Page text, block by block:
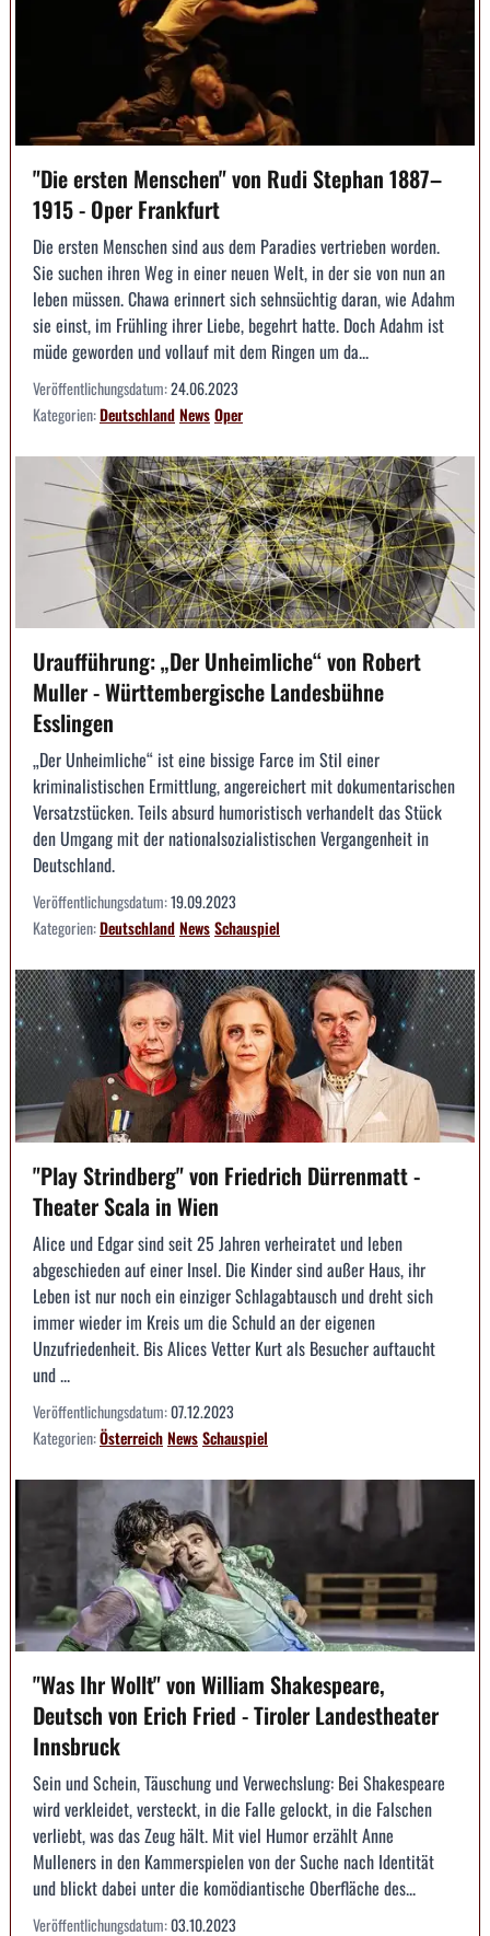
"Die ersten Menschen" von Rudi Stephan 1887–
1915 - Oper Frankfurt
Die ersten Menschen sind aus dem Paradies vertrieben worden.
Sie suchen ihren Weg in einer neuen Welt, in der sie von nun an
leben müssen. Chawa erinnert sich sehnsüchtig daran, wie Adahm
sie einst, im Frühling ihrer Liebe, begehrt hatte. Doch Adahm ist
müde geworden und vollauf mit dem Ringen um da...
Veröffentlichungsdatum:24.06.2023
Kategorien:DeutschlandNewsOper
Uraufführung: „Der Unheimliche“ von Robert
Muller - Württembergische Landesbühne
Esslingen
„Der Unheimliche“ ist eine bissige Farce im Stil einer
kriminalistischen Ermittlung, angereichert mit dokumentarischen
Versatzstücken. Teils absurd humoristisch verhandelt das Stück
den Umgang mit der nationalsozialistischen Vergangenheit in
Deutschland.
Veröffentlichungsdatum:19.09.2023
Kategorien:DeutschlandNewsSchauspiel
"Play Strindberg" von Friedrich Dürrenmatt -
Theater Scala in Wien
Alice und Edgar sind seit 25 Jahren verheiratet und leben
abgeschieden auf einer Insel. Die Kinder sind außer Haus, ihr
Leben ist nur noch ein einziger Schlagabtausch und dreht sich
immer wieder im Kreis um die Schuld an der eigenen
Unzufriedenheit. Bis Alices Vetter Kurt als Besucher auftaucht
und ...
Veröffentlichungsdatum:07.12.2023
Kategorien:ÖsterreichNewsSchauspiel
"Was Ihr Wollt" von William Shakespeare,
Deutsch von Erich Fried - Tiroler Landestheater
Innsbruck
Sein und Schein, Täuschung und Verwechslung: Bei Shakespeare
wird verkleidet, versteckt, in die Falle gelockt, in die Falschen
verliebt, was das Zeug hält. Mit viel Humor erzählt Anne
Mulleners in den Kammerspielen von der Suche nach Identität
und blickt dabei unter die komödiantische Oberfläche des...
Veröffentlichungsdatum:03.10.2023